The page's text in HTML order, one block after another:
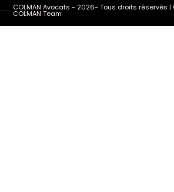
COLMAN Avocats - 2026- Tous droits réservés
COLMAN Team